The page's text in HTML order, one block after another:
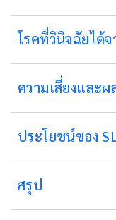
โรคที่วินิจฉัยได้จ
ความเสี่ยงและผ
ประโยชน์ของ
สรุป